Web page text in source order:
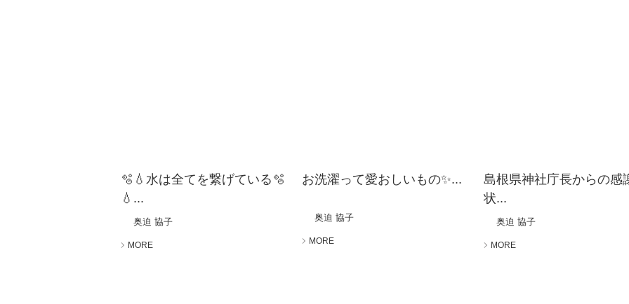
🫧💧水は全てを繋げている🫧
💧...
奥迫 協子
MORE
お洗濯って愛おしいもの✨...
奥迫 協子
MORE
島根県神社庁長からの感
状...
奥迫 協子
MORE